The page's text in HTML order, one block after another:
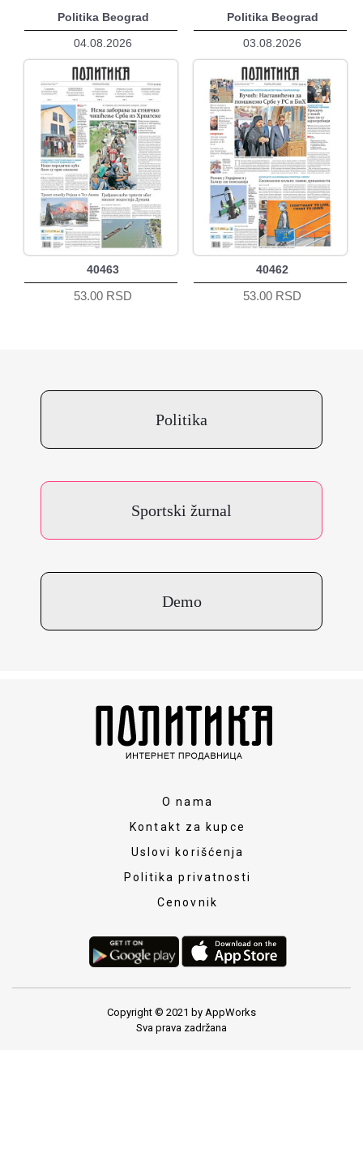
Politika Beograd
04.08.2026
40463
53.00 RSD
Politika Beograd
03.08.2026
40462
53.00 RSD
Politika
Sportski žurnal
Demo
O nama
Kontakt za kupce
Uslovi korišćenja
Politika privatnosti
Cenovnik
Copyright © 2021 by AppWorks
Sva prava zadržana